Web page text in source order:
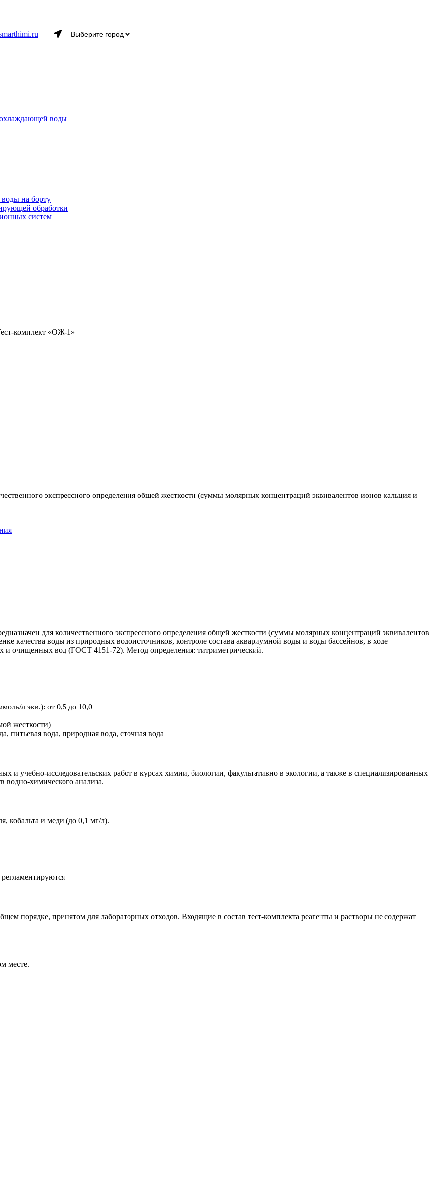
охлаждающей воды
воды на борту
обработки
систем
комплект «ОЖ-1»
экспрессного определения общей жесткости (суммы молярных концентраций эквивалентов ионов кальция и
для количественного экспрессного определения общей жесткости (суммы молярных концентраций эквивалентов
качества воды из природных водоисточников, контроле состава аквариумной воды и воды бассейнов, в ходе
и очищенных вод (ГОСТ 4151-72). Метод определения: титриметрический.
л экв.): от 0,5 до 10,0
жесткости)
питьевая вода, природная вода, сточная вода
и учебно-исследовательских работ в курсах химии, биологии, факультативно в экологии, а также в специализированных
водно-химического анализа.
кобальта и меди (до 0,1 мг/л).
порядке, принятом для лабораторных отходов. Входящие в состав тест-комплекта реагенты и растворы не содержат
месте.